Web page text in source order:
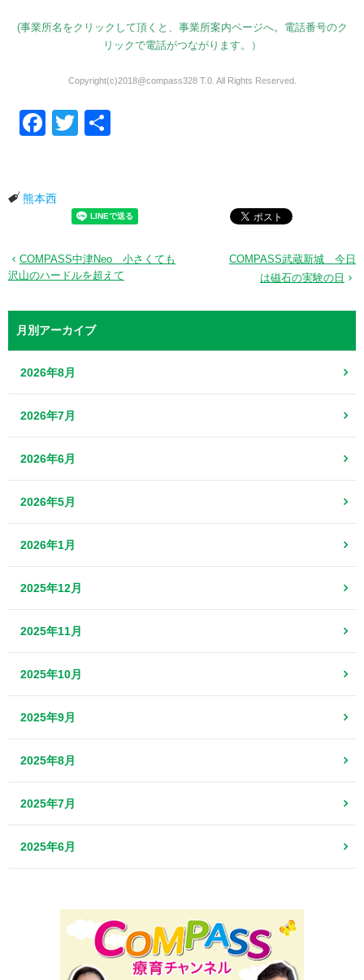
(事業所名をクリックして頂くと、事業所案内ページへ。電話番号のク
リックで電話がつながります。）
Copyright(c)2018@compass328 T.0. All Rights Reserved.
FacebookTwitter
熊本西
COMPASS中津Neo 小さくても
沢山のハードルを超えて
COMPASS武蔵新城 今日
は磁石の実験の日
月別アーカイブ
2026年8月
2026年7月
2026年6月
2026年5月
2026年1月
2025年12月
2025年11月
2025年10月
2025年9月
2025年8月
2025年7月
2025年6月